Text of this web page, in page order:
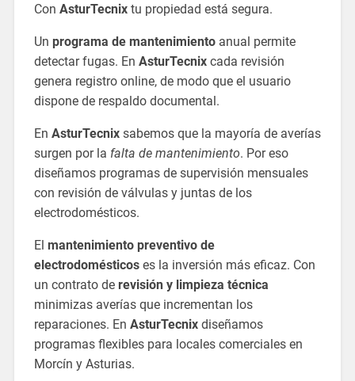
Con AsturTecnixtu propiedad está segura.
Un programa de mantenimientoanual permite
detectar fugas. En AsturTecnixcada revisión
genera registro online, de modo que el usuario
dispone de respaldo documental.
En AsturTecnixsabemos que la mayoría de averías
surgen por la falta de mantenimiento. Por eso
diseñamos programas de supervisión mensuales
con revisión de válvulas y juntas de los
electrodomésticos.
El mantenimiento preventivo de
electrodomésticoses la inversión más eficaz. Con
un contrato de revisión y limpieza técnica
minimizas averías que incrementan los
reparaciones. En AsturTecnixdiseñamos
programas flexibles para locales comerciales en
Morcín y Asturias.